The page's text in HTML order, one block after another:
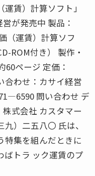
賃）計算ソフト」
が発売中 製品：
（運賃）計算ソフ
ROM付き） 製作・
ページ 定価：
合わせ：カサイ経営
問い合わせ デ
式会社 カスタマー
）二五八〇 氏は、
特集を組んだときに
ばトラ ック運賃のプ